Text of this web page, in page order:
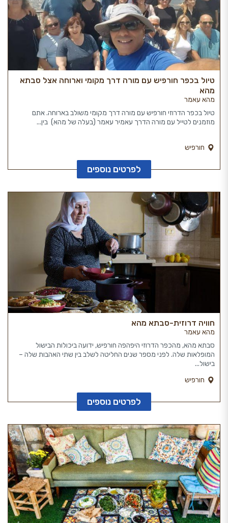
טיול בכפר חורפיש עם מורה דרך מקומי וארוחה אצל סבתא
מהא
מהא עאמר
טיול בכפר הדרוזי חורפיש עם מורה דרך מקומי משולב בארוחה. אתם
מוזמנים לטייל עם מורה הדרך עאמיר עאמר (בעלה של מהא) בין...
חורפיש
לפרטים נוספים
חוויה דרוזית-סבתא מהא
מהא עאמר
סבתא מהא, מהכפר הדרוזי היפהפה חורפיש, ידועה ביכולות הבישול
המופלאות שלה. לפני מספר שנים החליטה לשלב בין שתי האהבות שלה –
בישול...
חורפיש
לפרטים נוספים